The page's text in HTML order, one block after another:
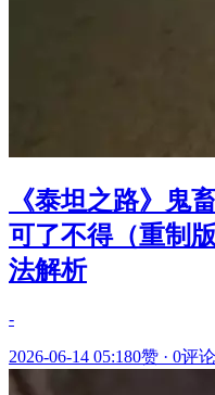
《泰坦之路》鬼
可了不得（重制
法解析
-
2026-06-14 05:180赞 · 0评论